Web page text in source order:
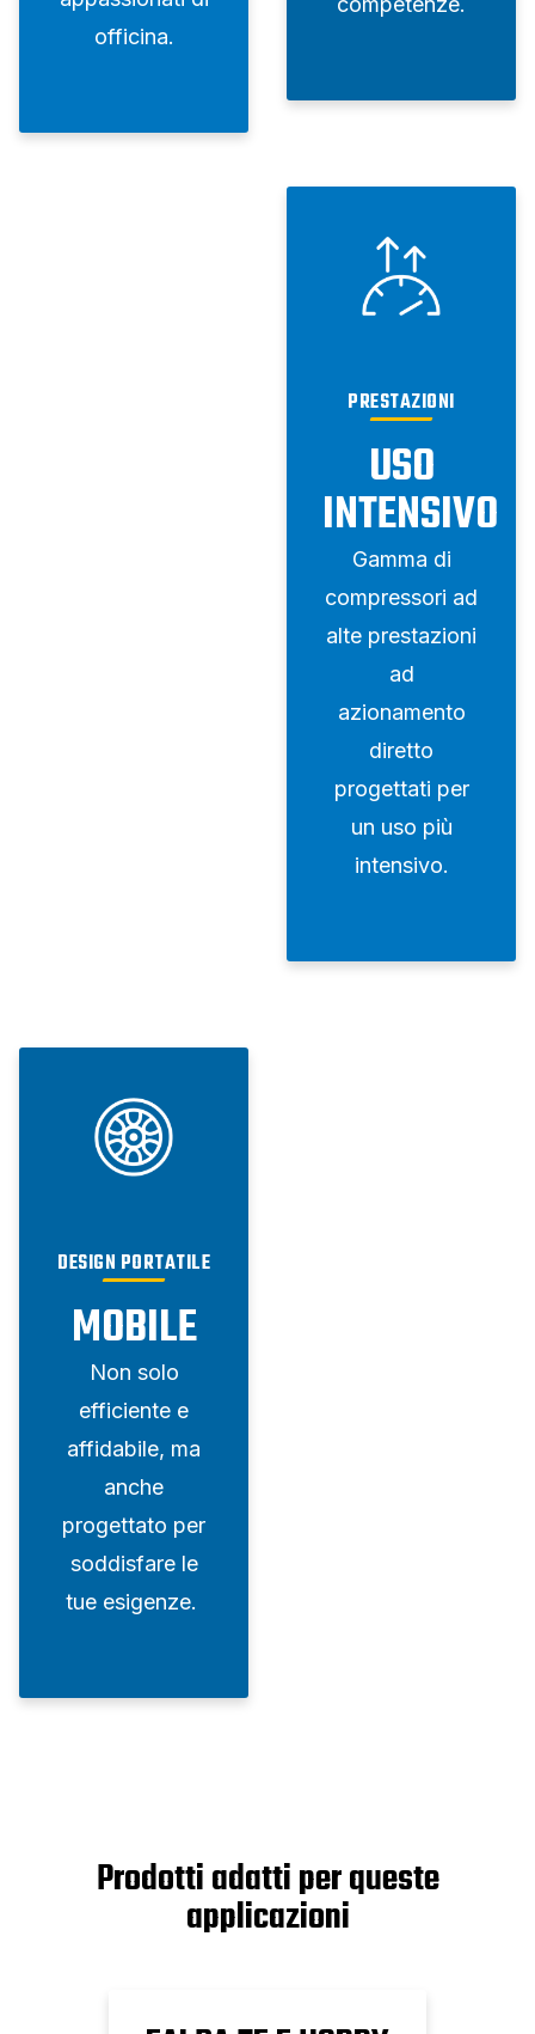
officina.
PRESTAZIONI
USO
INTENSIVO
Gamma di
compressori ad
alte prestazioni
ad
azionamento
diretto
progettati per
un uso più
intensivo.
DESIGN PORTATILE
MOBILE
Non solo
efficiente e
affidabile, ma
anche
progettato per
soddisfare le
tue esigenze.
Prodotti adatti per queste
applicazioni